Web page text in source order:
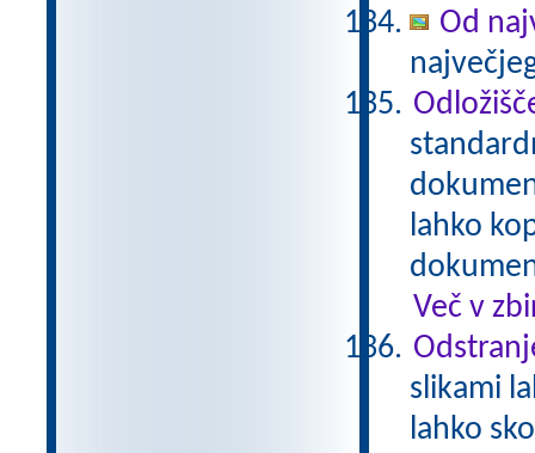
Od
lahko
Več v
slikami
lahko